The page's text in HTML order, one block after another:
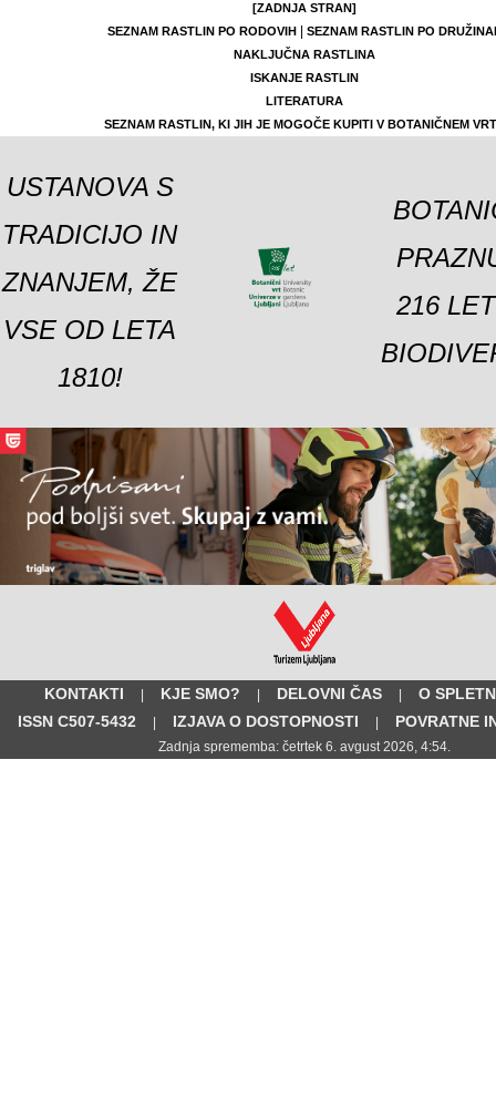
[ZADNJA STRAN]
SEZNAM RASTLIN PO RODOVIH|
SEZNAM RASTLIN PO
NAKLJUČNA RASTLINA
ISKANJE RASTLIN
LITERATURA
SEZNAM RASTLIN, KI JIH JE MOGOČE KUPITI V BOTANIČNEM
USTANOVA S
TRADICIJO IN
ZNANJEM, ŽE
VSE OD LETA
1810!
216
KONTAKTI | KJE SMO? | DELOVNI ČAS |
O
ISSN C507-5432
| IZJAVA O DOSTOPNOSTI | POVRATNE
Zadnja sprememba: četrtek 6. avgust 2026, 4:54.